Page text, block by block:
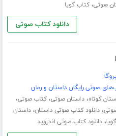
صوتی،کتاب گویا
دانلود کتاب صوتی
صوتی رایگان داستان و رمان
کوتاه،داستان صوتی،کتاب صوتی،
،دانلود کتاب صوتی داستان،داستان
،دانلود کتاب صوتی اندروید